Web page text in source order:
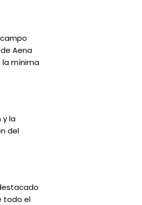
Aena
mínima
y la
del
todo el